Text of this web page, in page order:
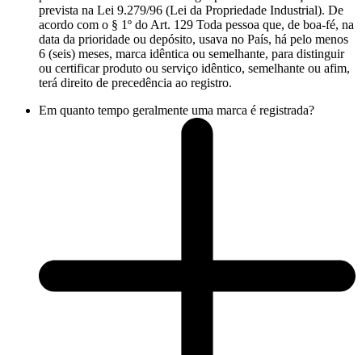
prevista na Lei 9.279/96 (Lei da Propriedade Industrial). De
acordo com o § 1º do Art. 129 Toda pessoa que, de boa-fé, na
data da prioridade ou depósito, usava no País, há pelo menos
6 (seis) meses, marca idêntica ou semelhante, para distinguir
ou certificar produto ou serviço idêntico, semelhante ou afim,
terá direito de precedência ao registro.
Em quanto tempo geralmente uma marca é registrada?